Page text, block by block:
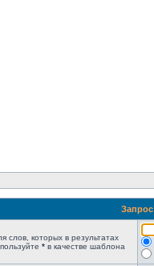
Запрос
слов, которых в результатах
* в качестве шаблона